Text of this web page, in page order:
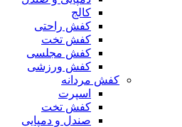
کالج
کفش راحتی
کفش تخت
کفش مجلسی
کفش ورزشی
کفش مردانه
اسپرت
کفش تخت
صندل و دمپایی